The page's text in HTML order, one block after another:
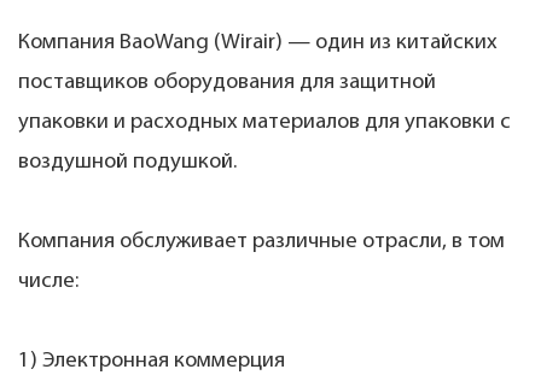
Компания BaoWang (Wirair) — один из китайских
поставщиков оборудования для защитной
упаковки и расходных материалов для упаковки с
воздушной подушкой.
Компания обслуживает различные отрасли, в том
числе:
1) Электронная коммерция